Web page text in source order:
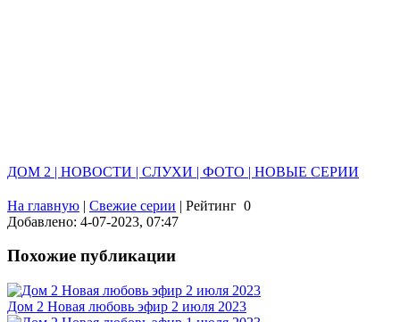
ДОМ 2 | НОВОСТИ | СЛУХИ | ФОТО | НОВЫЕ СЕРИИ
На главную | Свежие серии | Рейтинг 0
Добавлено: 4-07-2023, 07:47
Похожие публикации
Дом 2 Новая любовь эфир 2 июля 2023